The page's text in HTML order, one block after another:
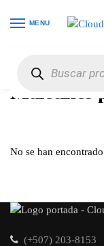
MENU
Maletines
No se han
(+507) 203-8153